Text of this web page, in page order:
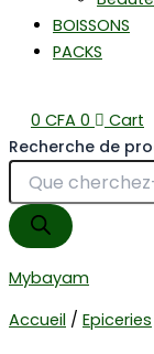
BOISSONS
PACKS
0 CFA 0
Cart
Recherche de
Mybayam
Accueil / Epiceries